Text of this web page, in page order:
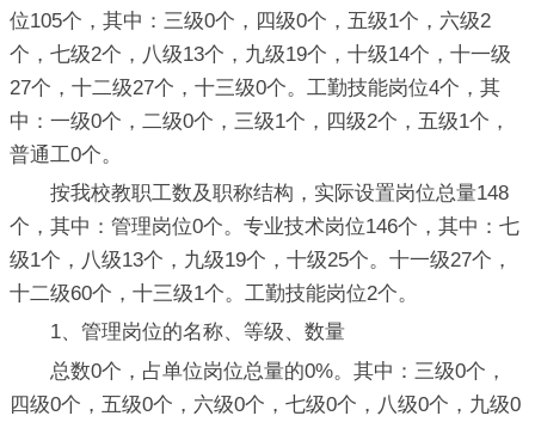
位105个，其中：三级0个，四级0个，五级1个，六级2
个，七级2个，八级13个，九级19个，十级14个，十一级
27个，十二级27个，十三级0个。工勤技能岗位4个，其
中：一级0个，二级0个，三级1个，四级2个，五级1个，
普通工0个。
按我校教职工数及职称结构，实际设置岗位总量148
个，其中：管理岗位0个。专业技术岗位146个，其中：七
级1个，八级13个，九级19个，十级25个。十一级27个，
十二级60个，十三级1个。工勤技能岗位2个。
1、管理岗位的名称、等级、数量
总数0个，占单位岗位总量的0%。其中：三级0个，
四级0个，五级0个，六级0个，七级0个，八级0个，九级0